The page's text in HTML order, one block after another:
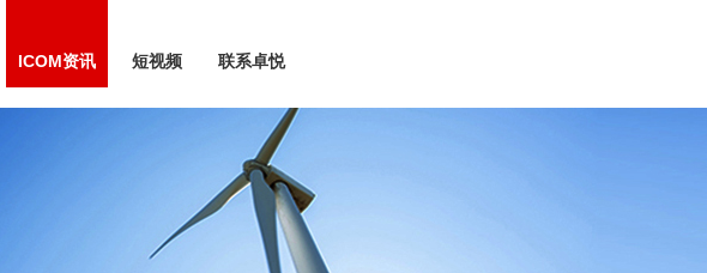
ICOM资讯 短视频 联系卓悦